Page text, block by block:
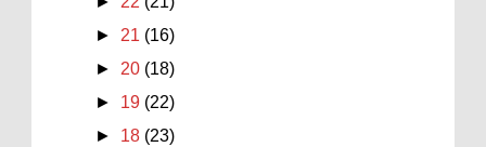
►21 (16)
►20 (18)
► 19 (22)
► 18 (23)